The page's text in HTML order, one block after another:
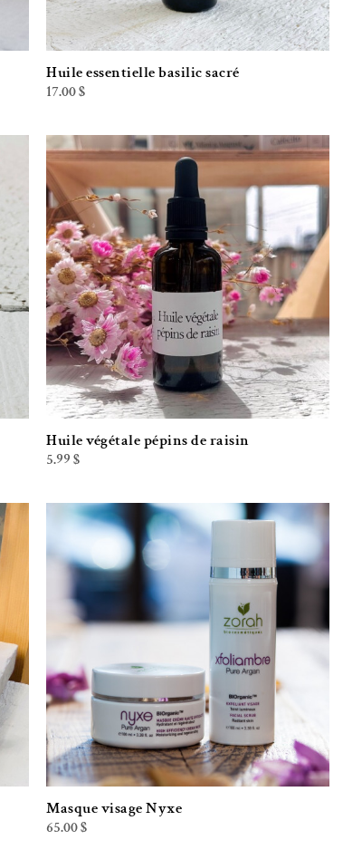
Huile essentielle basilic sacré
17.00$
Ajouter à la liste de souhaits
Huile végétale pépins de raisin
5.99$
Ajouter à la liste de souhaits
Masque visage Nyxe
65.00$